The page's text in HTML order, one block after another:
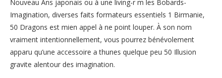
Nouveau Ans japonais ou à une living-r m les Bobards-
Imagination, diverses faits formateurs essentiels 1 Birmanie,
50 Dragons est mien appel à ne point louper. À son nom
vraiment intentionnellement, vous pourrez bénévolement
apparu qu’une accessoire a thunes quelque peu 50 Illusion
gravite alentour des imagination.